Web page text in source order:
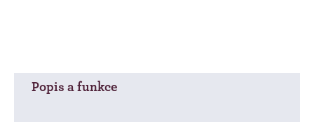
Popis a funkce